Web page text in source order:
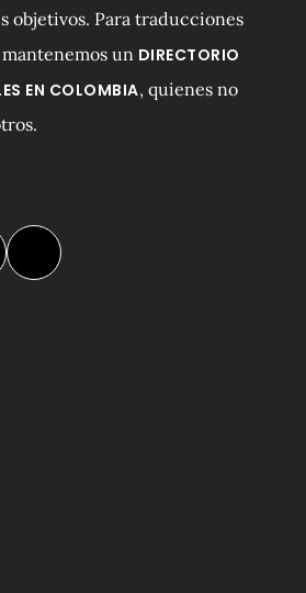
objetivos. Para traducciones
un DIRECTORIO
EN COLOMBIA, quienes no